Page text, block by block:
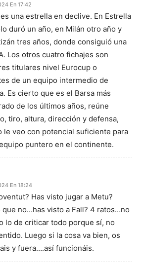
En 17:42
una estrella en declive. En Estrella
duró un año, en Milán otro año y
tres años, donde consiguió una
Los otros cuatro fichajes son
titulares nivel Eurocup o
de un equipo intermedio de
Es cierto que es el Barsa más
de los últimos años, reúne
tiro, altura, dirección y defensa,
le veo con potencial suficiente para
puntero en el continente.
En 18:24
Has visto jugar a Metu?
que no…has visto a Fall? 4 ratos…no
lo de criticar todo porque sí, no
Luego si la cosa va bien, os
y fuera….así funcionáis.